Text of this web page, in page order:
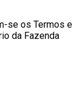
se os Termos e
da Fazenda